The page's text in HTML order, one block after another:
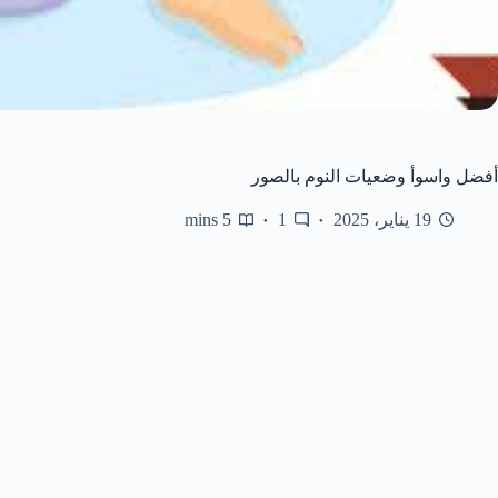
أفضل واسوأ وضعيات النوم بالصور
19 يناير، 2025 1
5 mins